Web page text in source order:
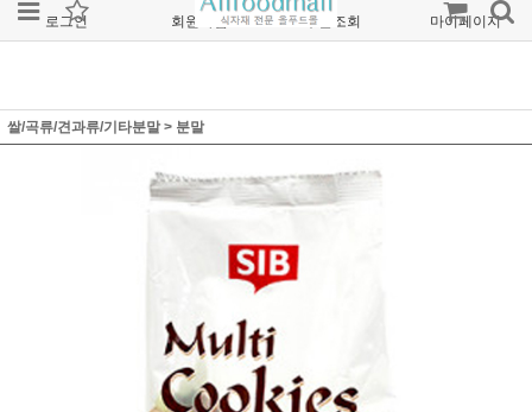
로그인 회원가입 주문조회 마이페이지
쌀/곡류/견과류/기타분말 > 분말